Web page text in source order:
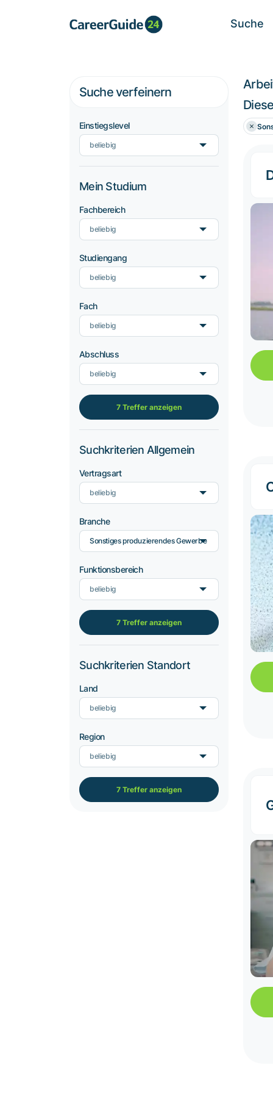
Suche
Suche verfeinern
Einstiegslevel
beliebig
Mein Studium
Fachbereich
beliebig
Studiengang
beliebig
Fach
beliebig
Abschluss
beliebig
7 Treffer anzeigen
Suchkriterien Allgemein
Vertragsart
beliebig
Branche
Sonstiges produzierendes Gewerbe
Funktionsbereich
beliebig
7 Treffer anzeigen
Suchkriterien Standort
Land
beliebig
Region
beliebig
7 Treffer anzeigen